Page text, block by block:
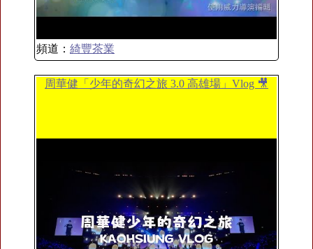
頻道： 綺豐茶業
周華健「少年的奇幻之旅 3.0 高雄場」Vlog 🎥